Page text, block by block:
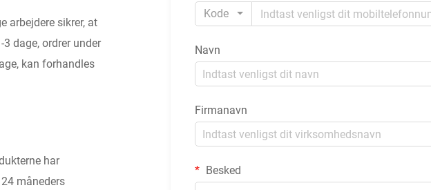
arbejdere sikrer, at
dage, ordrer under
kan forhandles
har
måneders
Kode
Navn
Firmanavn
Besked